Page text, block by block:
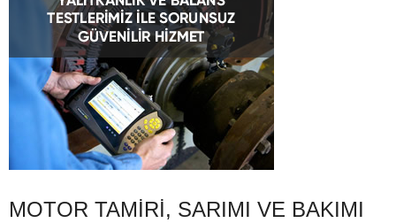
MOTOR TAMIRI, SARIMI VE BAKIMI